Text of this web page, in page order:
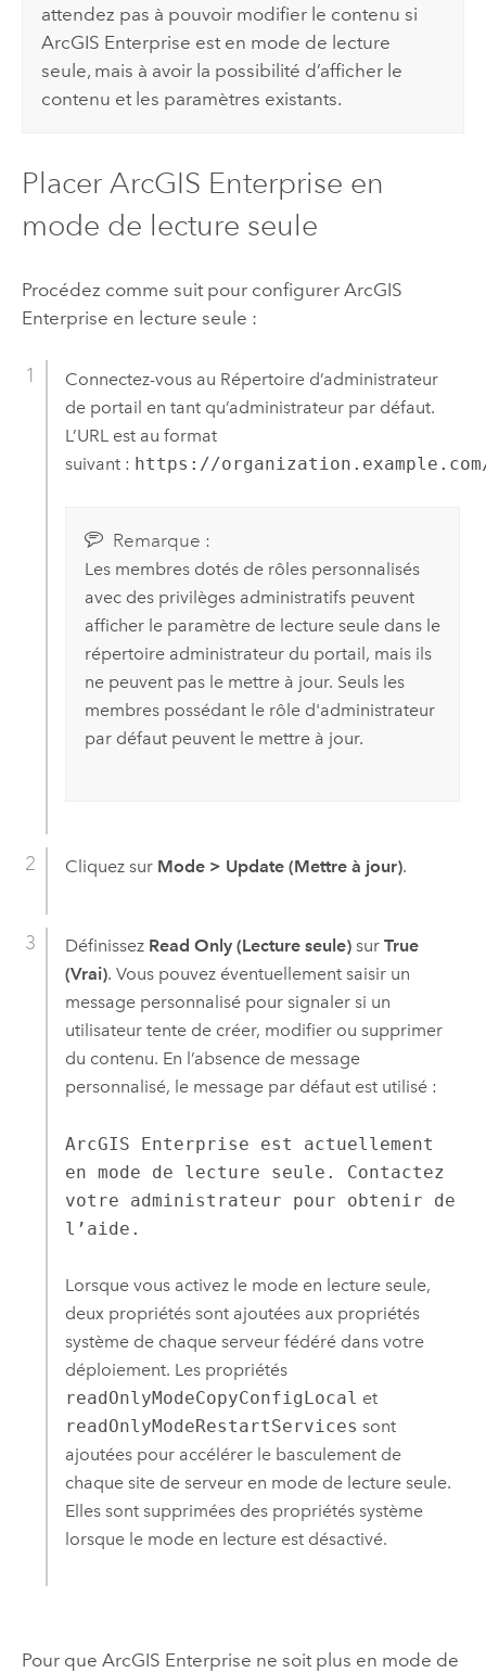
attendez pas à pouvoir modifier le contenu si
ArcGIS Enterprise est en mode de lecture
seule, mais à avoir la possibilité d’afficher le
contenu et les paramètres existants.
Placer ArcGIS Enterprise en
mode de lecture seule
Procédez comme suit pour configurer ArcGIS
Enterprise en lecture seule :
Connectez-vous au Répertoire d’administrateur
de portail en tant qu’administrateur par défaut.
L’URL est au format
suivant : https://
Remarque :
Les membres dotés de rôles personnalisés
avec des privilèges administratifs peuvent
afficher le paramètre de lecture seule dans le
répertoire administrateur du portail, mais ils
ne peuvent pas le mettre à jour. Seuls les
membres possédant le rôle d'administrateur
par défaut peuvent le mettre à jour.
Cliquez sur Mode > Update (Mettre à jour).
Définissez Read Only (Lecture seule)sur True
(Vrai). Vous pouvez éventuellement saisir un
message personnalisé pour signaler si un
utilisateur tente de créer, modifier ou supprimer
du contenu. En l’absence de message
personnalisé, le message par défaut est utilisé :
ArcGIS Enterprise est actuellement
en mode de lecture seule. Contactez
votre administrateur pour obtenir de
l’aide.
Lorsque vous activez le mode en lecture seule,
deux propriétés sont ajoutées aux propriétés
système de chaque serveur fédéré dans votre
déploiement. Les propriétés
readOnlyModeCopyConfigLocal et
readOnlyModeRestartServices sont
ajoutées pour accélérer le basculement de
chaque site de serveur en mode de lecture seule.
Elles sont supprimées des propriétés système
lorsque le mode en lecture est désactivé.
Pour que ArcGIS Enterprise ne soit plus en mode de